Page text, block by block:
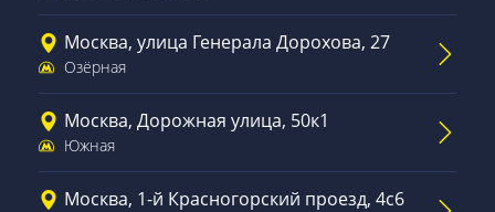
Москва, улица Генерала Дорохова, 27
Озёрная
Москва, Дорожная улица, 50к1
Южная
Москва, 1-й Красногорский проезд, 4с6